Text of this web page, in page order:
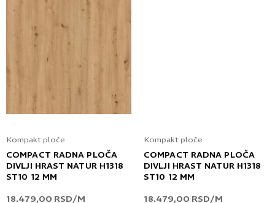
Kompakt ploče
COMPACT RADNA PLOČA
DIVLJI HRAST NATUR H1318
ST10 12 MM
18.479,00 RSD/M
Kompakt ploče
COMPACT RADNA PLOČA
DIVLJI HRAST NATUR H1318
ST10 12 MM
18.479,00 RSD/M